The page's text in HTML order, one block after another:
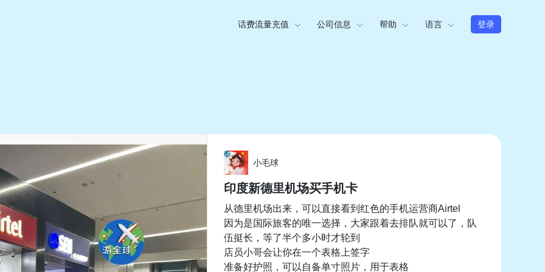
话费流量充值 公司信息 帮助 语言 登录
小毛球
印度新德里机场买手机卡
从德里机场出来，可以直接看到红色的手机运营商Airtel
因为是国际旅客的唯一选择，大家跟着去排队就可以了，队
伍挺长，等了半个多小时才轮到
店员小哥会让你在一个表格上签字
准备好护照，可以自备单寸照片，用于表格